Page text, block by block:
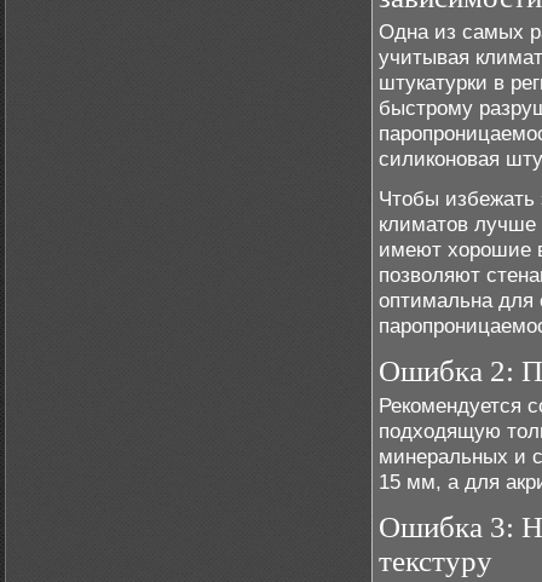
Одна из самых
учитывая
штукатурки в
быстрому
силиконовая
Чтобы
климатов лучше
имеют хорошие
позволяют
оптимальна для
Ошибка 2:
Рекомендуется
подходящую
минеральных и
15 мм, а для
Ошибка 3:
текстуру